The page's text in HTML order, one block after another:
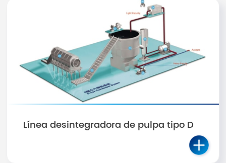
Línea desintegradora de pulpa tipo D